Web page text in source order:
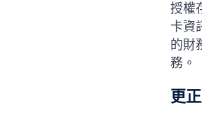
授權
卡資
的財
務。
更